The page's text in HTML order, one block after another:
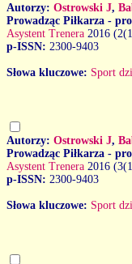
Autorzy: Ostrowski J,
Prowadząc Piłkarza -
Asystent Trenera 2016
p-ISSN: 2300-9403
Słowa kluczowe: Sport
Autorzy: Ostrowski J,
Prowadząc Piłkarza -
Asystent Trenera 2016
p-ISSN: 2300-9403
Słowa kluczowe: Sport